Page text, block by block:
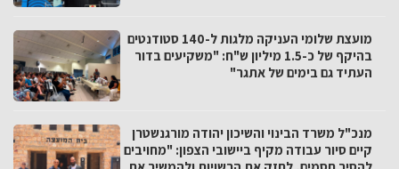
מועצת שלומי העניקה מלגות ל-140 סטודנטים
בהיקף של כ-1.5 מיליון ש"ח: "משקיעים בדור
העתיד גם בימים של אתגר"
מנכ"ל משרד הבינוי והשיכון יהודה מורגנשטרן
קיים סיור עבודה מקיף ביישובי הצפון: "מחויבים